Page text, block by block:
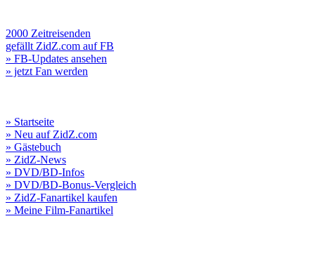
2000 Zeitreisenden
gefällt ZidZ.com auf FB
» FB-Updates ansehen
» jetzt Fan werden
» Startseite
» Neu auf ZidZ.com
» Gästebuch
» ZidZ-News
» DVD/BD-Infos
» DVD/BD-Bonus-Vergleich
» ZidZ-Fanartikel kaufen
» Meine Film-Fanartikel